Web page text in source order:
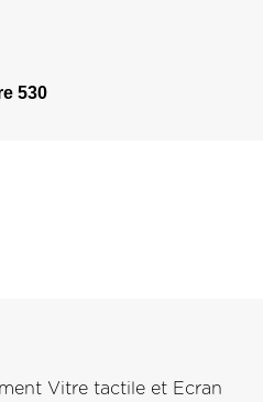
530
Vitre tactile et Ecran